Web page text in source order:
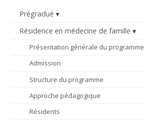
Prégradué
Résidence en médecine de famille
Présentation générale du programme
Admission
Structure du programme
Approche pédagogique
Résidents